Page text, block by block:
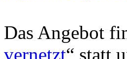
Das Angebot
vernetzt“ statt